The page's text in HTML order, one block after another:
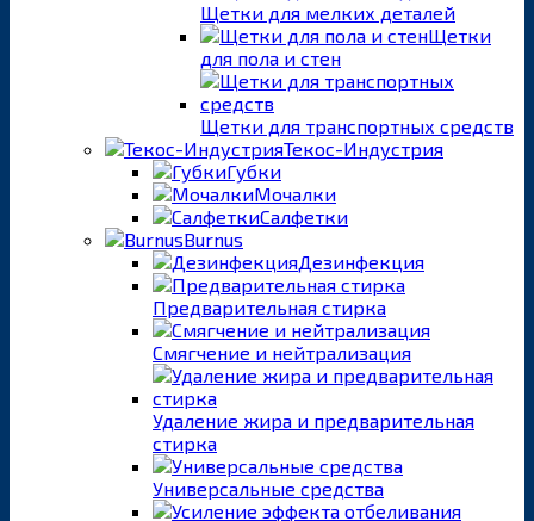
Щетки для мелких деталей
Щетки
для пола и стен
Щетки для транспортных средств
Текос-Индустрия
Губки
Мочалки
Салфетки
Burnus
Дезинфекция
Предварительная стирка
Смягчение и нейтрализация
Удаление жира и предварительная
стирка
Универсальные средства